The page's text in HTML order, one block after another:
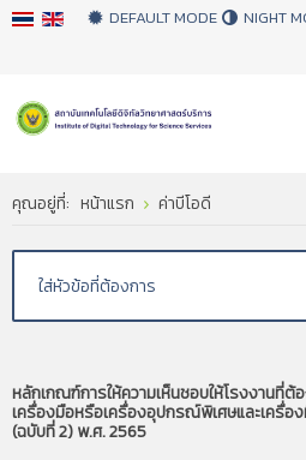
DEFAULT MODE NIGHT
คุณอยู่ที่: หน้าแรก ค่าบีโอดี
หลักเกณฑ์การให้ความเห็นชอบให้โรงงานที่
เครื่องมือหรือเครื่องอุปกรณ์พิเศษและเครื่
(ฉบับที่ 2) พ.ศ. 2565